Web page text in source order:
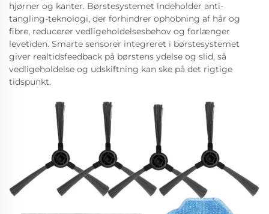
hjørner og kanter. Børstesystemet indeholder anti-
tangling-teknologi, der forhindrer ophobning af hår og
fibre, reducerer vedligeholdelsesbehov og forlænger
levetiden. Smarte sensorer integreret i børstesystemet
giver realtidsfeedback på børstens ydelse og slid, så
vedligeholdelse og udskiftning kan ske på det rigtige
tidspunkt.